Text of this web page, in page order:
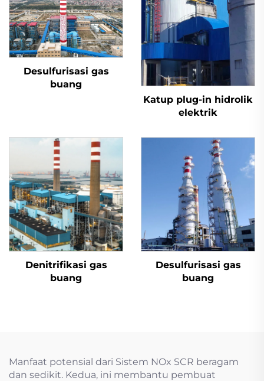
Desulfurisasi gas
buang
Katup plug-in hidrolik
elektrik
Denitrifikasi gas
buang
Desulfurisasi gas
buang
Manfaat potensial dari Sistem NOx SCR beragam
dan sedikit. Kedua, ini membantu pembuat